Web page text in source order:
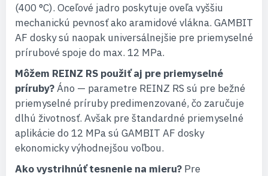
(400 °C). Oceľové jadro poskytuje oveľa vyššiu
mechanickú pevnosť ako aramidové vlákna. GAMBIT
AF dosky sú naopak universálnejšie pre priemyselné
prírubové spoje do max. 12 MPa.
Môžem REINZ RS použiť aj pre priemyselné
príruby?Áno — parametre REINZ RS sú pre bežné
priemyselné príruby predimenzované, čo zaručuje
dlhú životnosť. Avšak pre štandardné priemyselné
aplikácie do 12 MPa sú GAMBIT AF dosky
ekonomicky výhodnejšou voľbou.
Ako vystrihnúť tesnenie na mieru? Pre